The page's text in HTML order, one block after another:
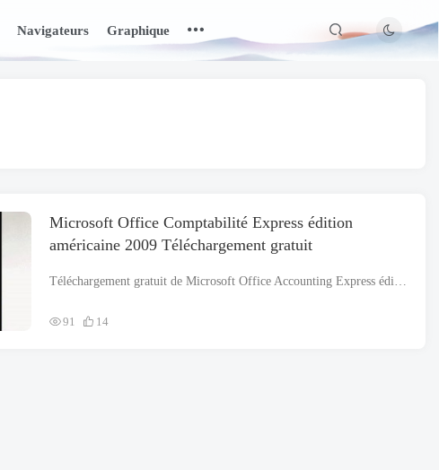
Navigateurs Graphique
Microsoft Office Comptabilité Express édition
américaine 2009 Téléchargement gratuit
Téléchargement gratuit de Microsoft Office Accounting Express édition américaine 2009 pour Windows qui prend en charge les deux architectures, c'est-à-dire. 32 peu et 64 peu. Le fichier d'installation est complètement autonome et ...
91 14